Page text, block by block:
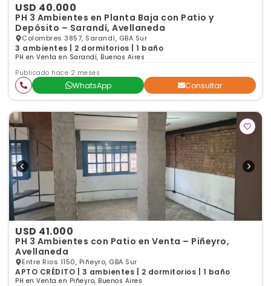
USD 40.000
PH 3 Ambientes en Planta Baja con Patio y
Depósito – Sarandí, Avellaneda
Colombres 3857, Sarandí, GBA Sur
3 ambientes | 2 dormitorios | 1 baño
PH en Venta en Sarandí, Buenos Aires
Publicado hace 2 meses
WhatsApp Consultar
USD 41.000
PH 3 Ambientes con Patio en Venta – Piñeyro,
Avellaneda
Entre Rios 1150, Piñeyro, GBA Sur
APTO CRÉDITO | 3 ambientes | 2 dormitorios | 1 baño
PH en Venta en Piñeyro, Buenos Aires